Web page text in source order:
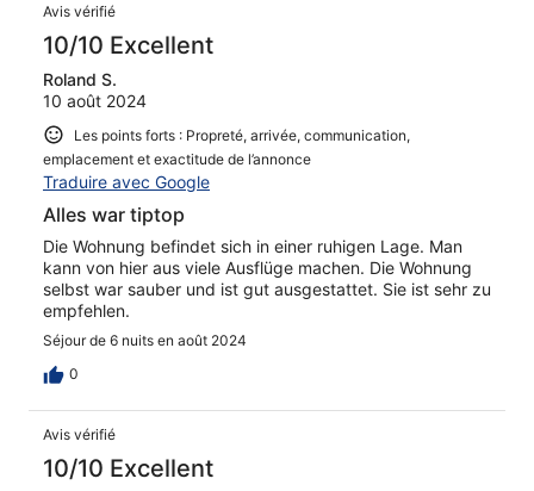
Avis vérifié
10/10 Excellent
Roland S.
10 août 2024
Les points forts : Propreté, arrivée, communication,
emplacement et exactitude de l’annonce
Traduire avec Google
Alles war tiptop
Die Wohnung befindet sich in einer ruhigen Lage. Man
kann von hier aus viele Ausflüge machen. Die Wohnung
selbst war sauber und ist gut ausgestattet. Sie ist sehr zu
empfehlen.
Séjour de 6 nuits en août 2024
0
Avis vérifié
10/10 Excellent